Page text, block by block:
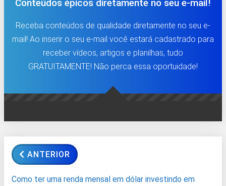
Conteúdos épicos diretamente no seu e-mail!
Receba conteúdos de qualidade diretamente no seu e-
mail! Ao inserir o seu e-mail você estará cadastrado para
receber vídeos, artigos e planilhas, tudo
GRATUITAMENTE! Não perca essa oportuidade!
ANTERIOR
Como ter uma renda mensal em dólar investindo em